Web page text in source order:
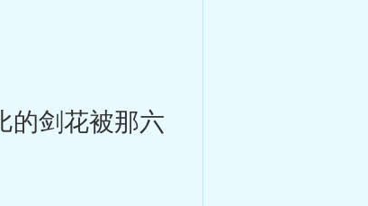
剑花被那六